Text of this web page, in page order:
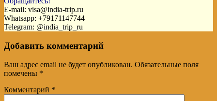
E-mail: visa@india-trip.ru
Whatsapp: +79171147744
Telegram: @india_trip_ru
Добавить комментарий
Ваш адрес email не будет опубликован. Обязательные поля
помечены *
Комментарий *